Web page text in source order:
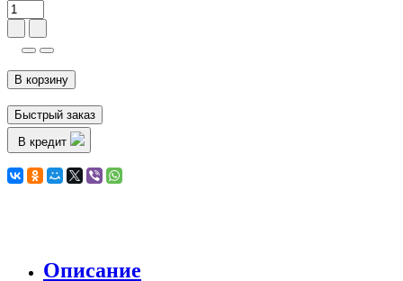
В корзину
Быстрый заказ
В кредит
Описание